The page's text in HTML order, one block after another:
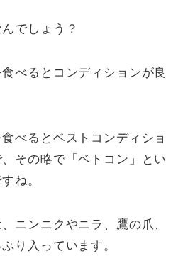
でしょう？
べるとコンディションが良
べるとベストコンディショ
その略で「ベトコン」とい
ね。
ニンニクやニラ、鷹の爪、
り入っています。